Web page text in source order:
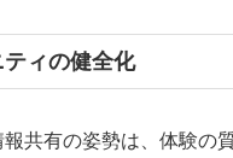
ィの健全化
共有の姿勢は、体験の